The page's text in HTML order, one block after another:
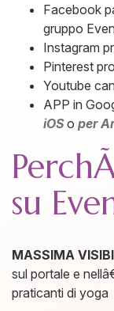
Facebook
gruppo
Instagram
Pinterest
Youtube
APP in
iOSo per
su
MASSIMA
sul portale e
praticanti di yoga